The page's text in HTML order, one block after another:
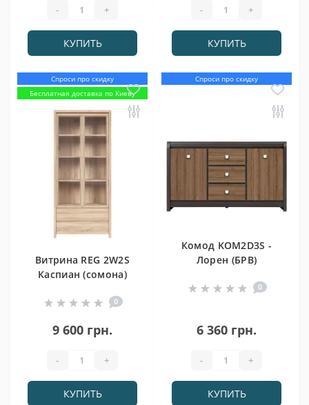
- +
КУПИТЬ
- +
КУПИТЬ
Спроси про скидку
Бесплатная доставка по Киеву
Витрина REG 2W2S
Каспиан (сомона)
0
9 600 грн.
- +
КУПИТЬ
Спроси про скидку
Комод KOM2D3S -
Лорен (БРВ)
0
6 360 грн.
- +
КУПИТЬ